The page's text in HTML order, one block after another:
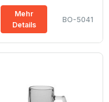
Mehr
Details
BO-5041